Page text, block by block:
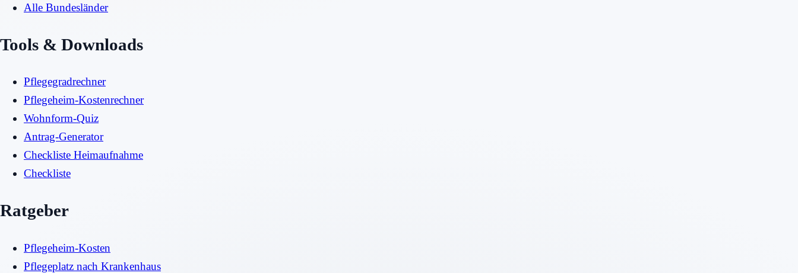
Alle Bundesländer
Tools & Downloads
Pflegegradrechner
Pflegeheim-Kostenrechner
Wohnform-Quiz
Antrag-Generator
Checkliste Heimaufnahme
Checkliste
Ratgeber
Pflegeheim-Kosten
Pflegeplatz nach Krankenhaus